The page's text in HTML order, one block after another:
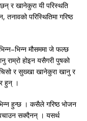
र खानेकुरा यी परिस्थति
परिस्थितिमा गरिष्ठ
मौसममा जे फल्छ
राम्रो होइन यसैगरी पुषको
र सुख्खा खानेकुरा खानु र
हुन् ।
हुन्छ । कसैले गरिष्ठ भोजन
सक्दैनन् । यसर्थ